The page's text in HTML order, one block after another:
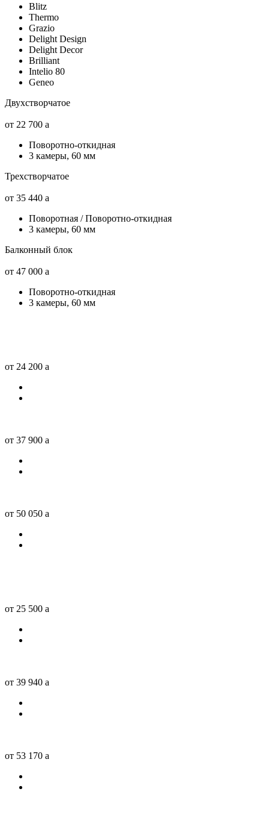
Blitz
Thermo
Grazio
Delight Design
Delight Decor
Brilliant
Intelio 80
Geneo
Двухстворчатое
от 22 700 a
Поворотно-откидная
3 камеры, 60 мм
Трехстворчатое
от 35 440 a
Поворотная / Поворотно-откидная
3 камеры, 60 мм
Балконный блок
от 47 000 a
Поворотно-откидная
3 камеры, 60 мм
от 24 200 a
от 37 900 a
от 50 050 a
от 25 500 a
от 39 940 a
от 53 170 a